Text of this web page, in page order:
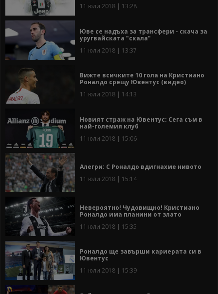
11 юли 2018 | 13:28
Юве се надъха за трансфери - скача за
уругвайската "скала"
11 юли 2018 | 13:37
Вижте всичките 10 гола на Кристиано
Роналдо срещу Ювентус (видео)
11 юли 2018 | 14:13
Новият страж на Ювентус: Сега съм в
най-големия клуб
11 юли 2018 | 15:06
Алегри: С Роналдо вдигнахме нивото
11 юли 2018 | 15:14
Невероятно! Чудовищно! Кристиано
Роналдо има планини от злато
11 юли 2018 | 15:35
Роналдо ще завърши кариерата си в
Ювентус
11 юли 2018 | 15:39